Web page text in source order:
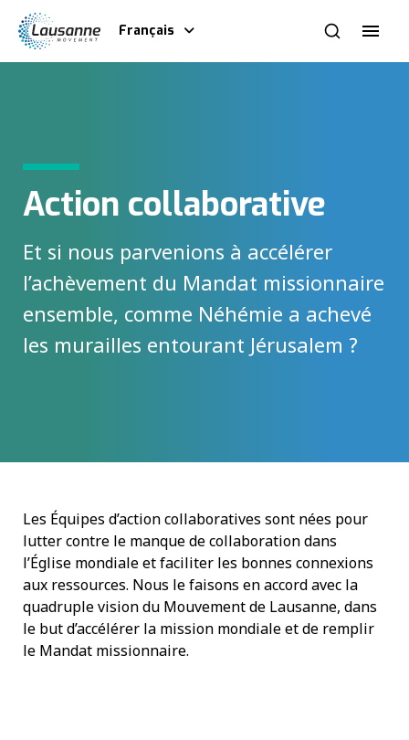
Français
Action collaborative
Et si nous parvenions à accélérer
l’achèvement du Mandat missionnaire
ensemble, comme Néhémie a achevé
les murailles entourant Jérusalem ?
Les Équipes d’action collaboratives sont nées pour
lutter contre le manque de collaboration dans
l’Église mondiale et faciliter les bonnes connexions
aux ressources. Nous le faisons en accord avec la
quadruple vision du Mouvement de Lausanne, dans
le but d’accélérer la mission mondiale et de remplir
le Mandat missionnaire.